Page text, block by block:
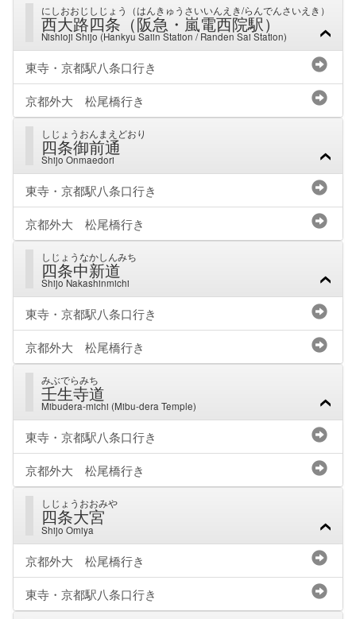
にしおおじしじょう（はんきゅうさいいんえき/らんでんさいえき）
西大路四条（阪急・嵐電西院駅）
Nishioji Shijo (Hankyu Saiin Station / Randen Sai Station)
東寺・京都駅八条口行き
京都外大 松尾橋行き
しじょうおんまえどおり
四条御前通
Shijo Onmaedori
東寺・京都駅八条口行き
京都外大 松尾橋行き
しじょうなかしんみち
四条中新道
Shijo Nakashinmichi
東寺・京都駅八条口行き
京都外大 松尾橋行き
みぶでらみち
壬生寺道
Mibudera-michi (Mibu-dera Temple)
東寺・京都駅八条口行き
京都外大 松尾橋行き
しじょうおおみや
四条大宮
Shijo Omiya
京都外大 松尾橋行き
東寺・京都駅八条口行き